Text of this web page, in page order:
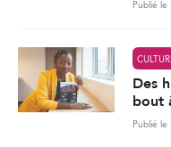
Publié le
Des
bout
Publié le